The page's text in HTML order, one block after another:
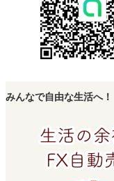
みんなで自由な生活へ！